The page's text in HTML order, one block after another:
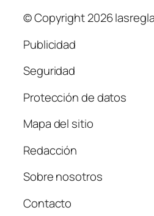
© Copyright 2026
Publicidad
Seguridad
Protección de datos
Mapa del sitio
Redacción
Sobre nosotros
Contacto